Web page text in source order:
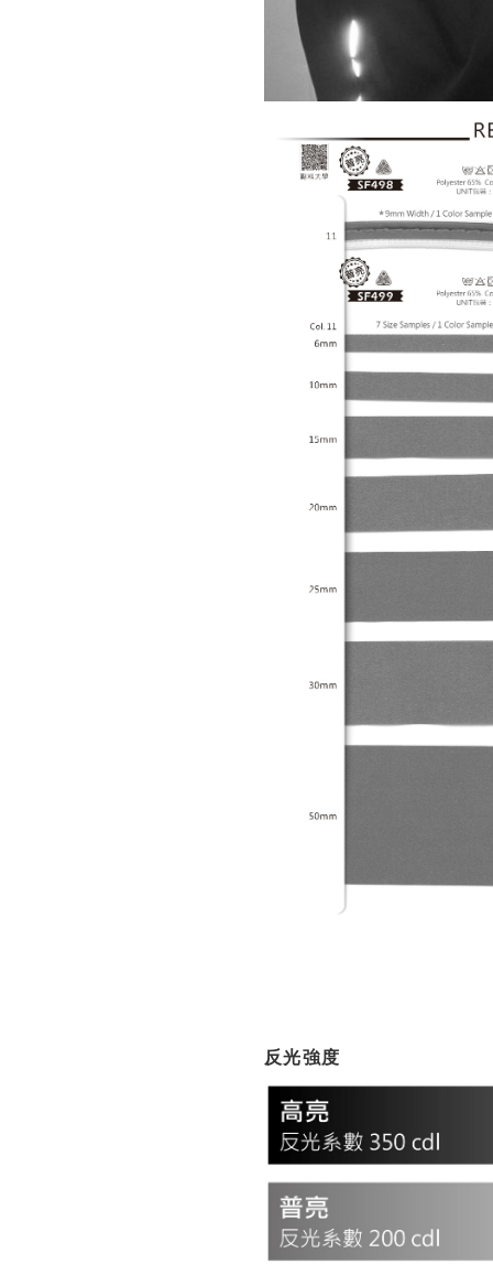
反光強度